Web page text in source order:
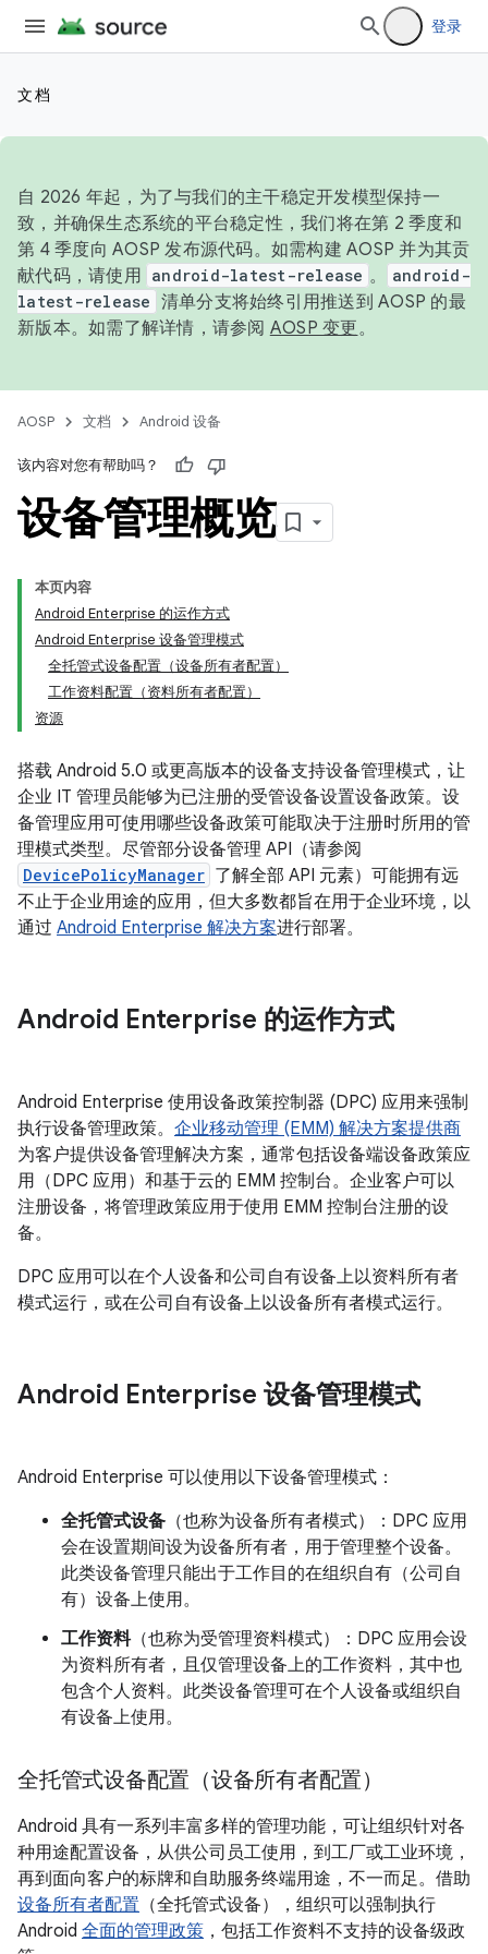
登录
文档
自 2026 年起，为了与我们的主干稳定开发模型保持一
致，并确保生态系统的平台稳定性，我们将在第 2 季度和
第 4 季度向 AOSP 发布源代码。如需构建 AOSP 并为其贡
献代码，请使用 android-latest-release 。
android-
latest-release 清单分支将始终引用推送到 AOSP 的最
新版本。如需了解详情，请参阅 AOSP 变更。
AOSP 文档 Android 设备
该内容对您有帮助吗？
设备管理概览
本页内容
Android Enterprise 的运作方式
Android Enterprise 设备管理模式
全托管式设备配置（设备所有者配置）
工作资料配置（资料所有者配置）
资源
搭载 Android 5.0 或更高版本的设备支持设备管理模式，让
企业 IT 管理员能够为已注册的受管设备设置设备政策。设
备管理应用可使用哪些设备政策可能取决于注册时所用的管
理模式类型。尽管部分设备管理 API（请参阅
DevicePolicyManager 了解全部 API 元素）可能拥有远
不止于企业用途的应用，但大多数都旨在用于企业环境，以
通过 Android Enterprise 解决方案进行部署。
Android Enterprise 的运作方式
Android Enterprise 使用设备政策控制器 (DPC) 应用来强制
执行设备管理政策。 企业移动管理 (EMM) 解决方案提供商
为客户提供设备管理解决方案，通常包括设备端设备政策应
用（DPC 应用）和基于云的 EMM 控制台。企业客户可以
注册设备，将管理政策应用于使用 EMM 控制台注册的设
备。
DPC 应用可以在个人设备和公司自有设备上以资料所有者
模式运行，或在公司自有设备上以设备所有者模式运行。
Android Enterprise 设备管理模式
Android Enterprise 可以使用以下设备管理模式：
全托管式设备 （也称为设备所有者模式）
：DPC 应用
会在设置期间设为设备所有者 ，用于管理整个设备。
此类设备管理只能出于工作目的在组织自有（公司自
有）设备上使用。
工作资料（也称为受管理资料模式）
：DPC 应用会设
为资料所有者 ，且仅管理设备上的工作资料，其中也
包含个人资料。此类设备管理可在个人设备或组织自
有设备上使用。
全托管式设备配置（设备所有者配置）
Android 具有一系列丰富多样的管理功能，可让组织针对各
种用途配置设备，从供公司员工使用，到工厂或工业环境，
再到面向客户的标牌和自助服务终端用途，不一而足。借助
设备所有者配置 （全托管式设备），组织可以强制执行
Android 全面的管理政策 ，包括工作资料不支持的设备级政